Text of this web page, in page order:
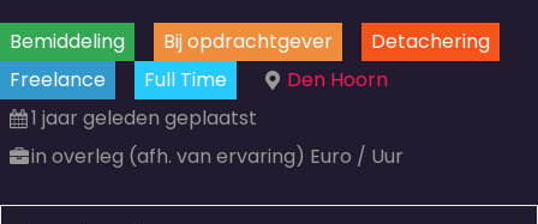
Bemiddeling Bij opdrachtgever
Detachering
Freelance
Full Time
Den Hoorn
1 jaar geleden geplaatst
in overleg (afh. van ervaring) Euro / Uur